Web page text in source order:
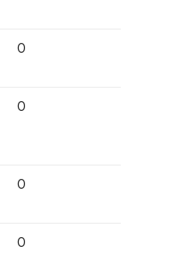
0
0
0
0